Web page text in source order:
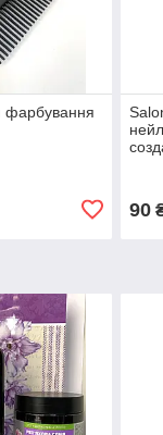
фарбування
90